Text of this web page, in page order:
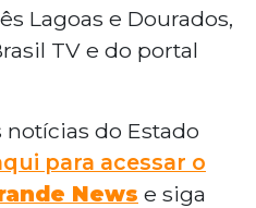
Lagoas e Dourados,
TV e do portal
do Estado
para acessar o
News e siga